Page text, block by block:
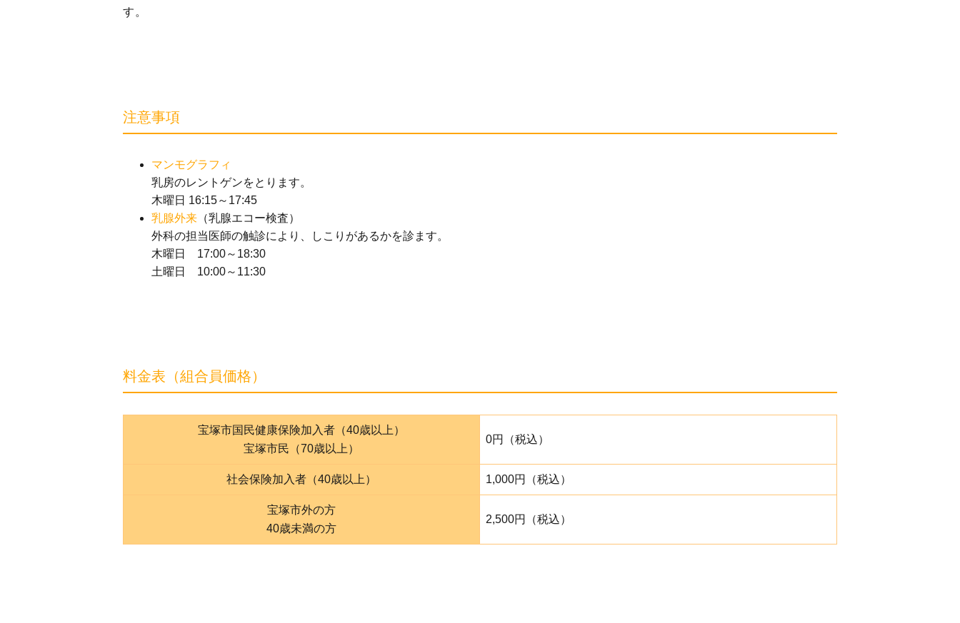
す。
注意事項
マンモグラフィ
乳房のレントゲンをとります。
木曜日 16:15～17:45
乳腺外来 （乳腺エコー検査）
外科の担当医師の触診により、しこりがあるかを診ます。
木曜日 17:00～18:30
土曜日 10:00～11:30
料金表（組合員価格）
宝塚市国民健康保険加入者（40歳以上）
宝塚市民（70歳以上）
0円（税込）
社会保険加入者（40歳以上） 1,000円（税込）
宝塚市外の方
40歳未満の方
2,500円（税込）